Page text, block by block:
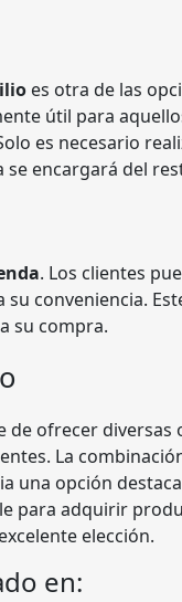
es otra de las
útil para
es necesario
se encargará del
. Los clientes
conveniencia.
su compra.
de ofrecer diversas
La
una opción
para adquirir
elección.
en: